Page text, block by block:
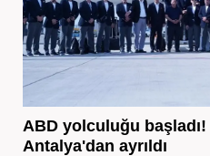
ABD yolculuğu başladı!
Antalya'dan ayrıldı